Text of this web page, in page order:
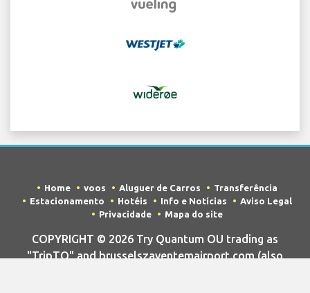
Home voos Aluguer de Carros
Transferência
Estacionamento
Hotéis Info e Notícias
Aviso Legal
Privacidade
Mapa do site
COPYRIGHT © 2026 Try Quantum OU trading as
"TripTQ" and brusselszaventemairport.com (also